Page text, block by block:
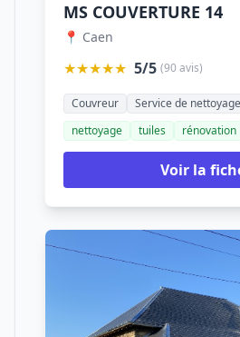
MS COUVERTURE 14
📍 Caen
★★★★★ 5/5 (90 avis)
Couvreur
Service de
nettoyage
tuiles rénovation
Voir la